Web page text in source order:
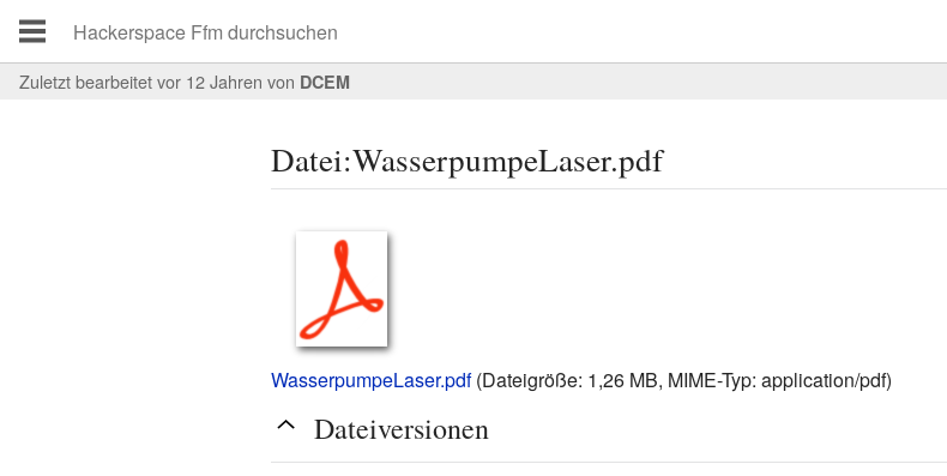
Zuletzt bearbeitet vor 12 Jahren von DCEM
Datei:WasserpumpeLaser.pdf
WasserpumpeLaser.pdf‎(Dateigröße: 1,26 MB, MIME-Typ: application/pdf)
Dateiversionen